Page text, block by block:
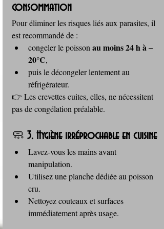
consommation
Pour éliminer les risques liés aux parasites, il
est recommandé de :
congeler le poisson au moins 24 h à –
20°C,
puis le décongeler lentement au
réfrigérateur.
👉 Les crevettes cuites, elles, ne nécessitent
pas de congélation préalable.
🧼 3. Hygiène irréprochable en cuisine
Lavez-vous les mains avant
manipulation.
Utilisez une planche dédiée au poisson
cru.
Nettoyez couteaux et surfaces
immédiatement après usage.